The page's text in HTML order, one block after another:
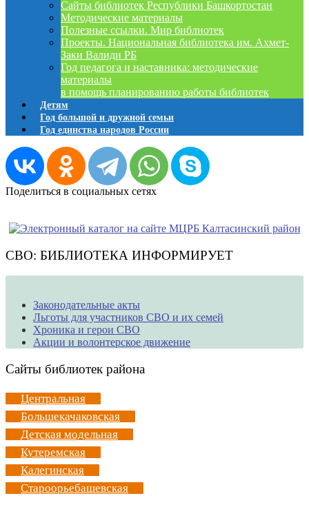
Сайты библиотек Республики Башкортостан
Методические материалы
Полезные ссылки. Мир библиотек
Проекты. Национальная библиотека им. Ахмет-
Заки Валиди РБ
Год педагога и наставника: методические
материалы
в помощь планированию работы библиотек
Детям
Год большой и дружной семьи
Год единства народов России
Поделиться в социальных сетях
СВО: БИБЛИОТЕКА ИНФОРМИРУЕТ
Законодательные акты
Льготы для участников СВО и их семей
Хроника и герои СВО
Акции и волонтерское движение
Сайты библиотек района
Центральная
Большекачаковская
Детская модельная
Кутеремская
Калегинская
Староорьебашевская